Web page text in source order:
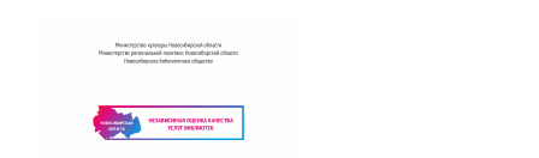
1980
1982
1983